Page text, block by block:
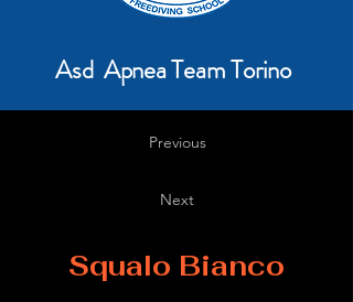
Asd Apnea Team Torino
Previous
Next
Squalo Bianco